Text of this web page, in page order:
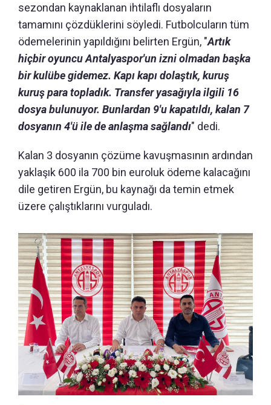
sezondan kaynaklanan ihtilaflı dosyaların
tamamını çözdüklerini söyledi. Futbolcuların tüm
ödemelerinin yapıldığını belirten Ergün, "Artık
hiçbir oyuncu Antalyaspor'un izni olmadan başka
bir kulübe gidemez. Kapı kapı dolaştık, kuruş
kuruş para topladık. Transfer yasağıyla ilgili 16
dosya bulunuyor. Bunlardan 9'u kapatıldı, kalan 7
dosyanın 4'ü ile de anlaşma sağlandı" dedi.
Kalan 3 dosyanın çözüme kavuşmasının ardından
yaklaşık 600 ila 700 bin euroluk ödeme kalacağını
dile getiren Ergün, bu kaynağı da temin etmek
üzere çalıştıklarını vurguladı.